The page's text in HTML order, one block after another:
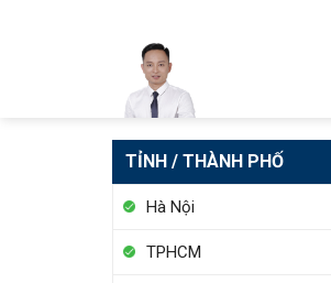
TỈNH / THÀNH PHỐ
Hà Nội
TPHCM